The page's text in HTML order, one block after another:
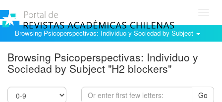
Browsing Psicoperspectivas: Individuo y Sociedad by Subject
Browsing Psicoperspectivas: Individuo y
Sociedad by Subject "H2 blockers"
Go